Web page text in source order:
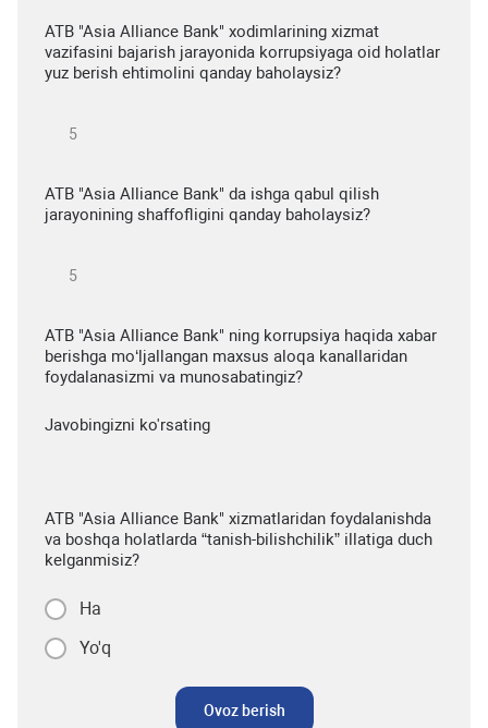
ATB "Asia Alliance Bank" xodimlarining xizmat
vazifasini bajarish jarayonida korrupsiyaga oid holatlar
yuz berish ehtimolini qanday baholaysiz?
ATB "Asia Alliance Bank" da ishga qabul qilish
jarayonining shaffofligini qanday baholaysiz?
ATB "Asia Alliance Bank" ning korrupsiya haqida xabar
berishga mo‘ljallangan maxsus aloqa kanallaridan
foydalanasizmi va munosabatingiz?
Javobingizni ko'rsating
ATB "Asia Alliance Bank" xizmatlaridan foydalanishda
va boshqa holatlarda “tanish-bilishchilik” illatiga duch
kelganmisiz?
Ha
Yo'q
Ovoz berish